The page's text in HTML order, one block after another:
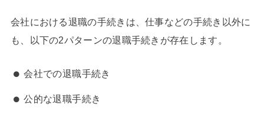
会社における退職の手続きは、仕事などの手続き以外に
も、以下の2パターンの退職手続きが存在します。
会社での退職手続き
公的な退職手続き